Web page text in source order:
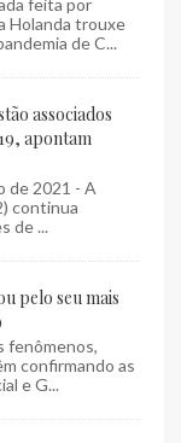
feita por
Holanda trouxe
de C...
associados
apontam
de 2021 - A
continua
de ...
pelo seu mais
fenômenos,
confirmando as
e G...